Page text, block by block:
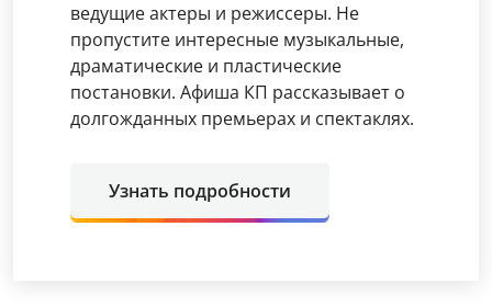
ведущие актеры и режиссеры. Не
пропустите интересные музыкальные,
драматические и пластические
постановки. Афиша КП рассказывает о
долгожданных премьерах и спектаклях.
Узнать подробности